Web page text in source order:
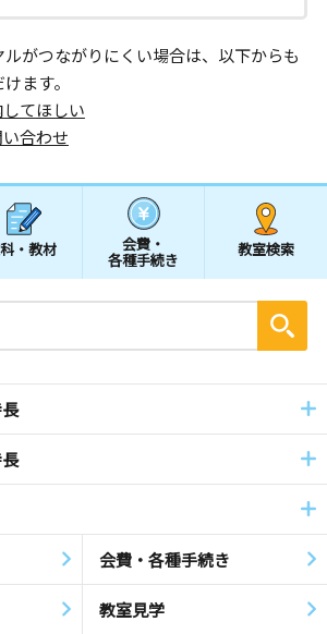
がつながりにくい場合は、以下からも
ます。
てほしい
合わせ
・教材 会費・
各種手続き
教室検索
会費・各種手続き
教室見学